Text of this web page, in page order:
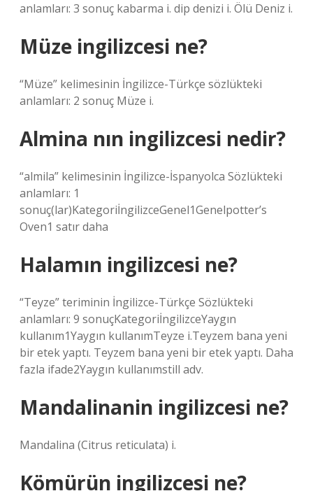
anlamları: 3 sonuç kabarma i. dip denizi i. Ölü Deniz i.
Müze ingilizcesi ne?
“Müze” kelimesinin İngilizce-Türkçe sözlükteki
anlamları: 2 sonuç Müze i.
Almina nın ingilizcesi nedir?
“almila” kelimesinin İngilizce-İspanyolca Sözlükteki
anlamları: 1
sonuç(lar)KategoriİngilizceGenel1Genelpotter’s
Oven1 satır daha
Halamın ingilizcesi ne?
“Teyze” teriminin İngilizce-Türkçe Sözlükteki
anlamları: 9 sonuçKategoriİngilizceYaygın
kullanım1Yaygın kullanımTeyze i.Teyzem bana yeni
bir etek yaptı. Teyzem bana yeni bir etek yaptı. Daha
fazla ifade2Yaygın kullanımstill adv.
Mandalinanin ingilizcesi ne?
Mandalina (Citrus reticulata) i.
Kömürün ingilizcesi ne?